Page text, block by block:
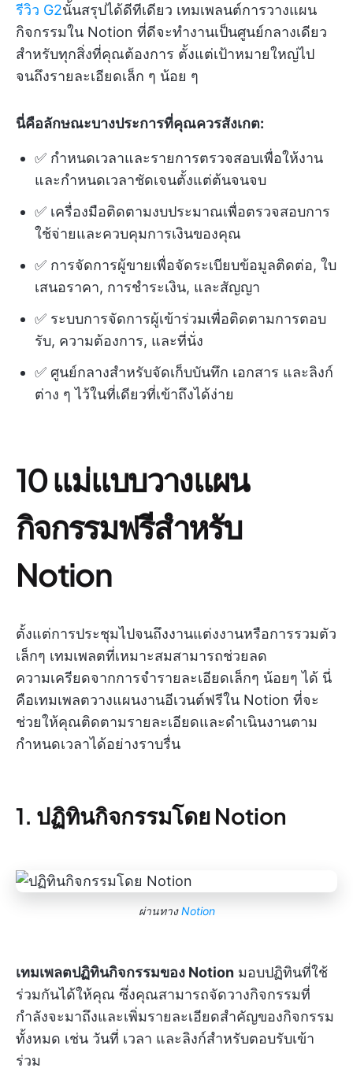
รีวิว G2นั้นสรุปได้ดีทีเดียว เทมเพลนต์การวางแผน
กิจกรรมใน Notion ที่ดีจะทำงานเป็นศูนย์กลางเดียว
สำหรับทุกสิ่งที่คุณต้องการ ตั้งแต่เป้าหมายใหญ่ไป
จนถึงรายละเอียดเล็ก ๆ น้อย ๆ
นี่คือลักษณะบางประการที่คุณควรสังเกต:
✅ กำหนดเวลาและรายการตรวจสอบเพื่อให้งาน
และกำหนดเวลาชัดเจนตั้งแต่ต้นจนจบ
✅ เครื่องมือติดตามงบประมาณเพื่อตรวจสอบการ
ใช้จ่ายและควบคุมการเงินของคุณ
✅ การจัดการผู้ขายเพื่อจัดระเบียบข้อมูลติดต่อ, ใบ
เสนอราคา, การชำระเงิน, และสัญญา
✅ ระบบการจัดการผู้เข้าร่วมเพื่อติดตามการตอบ
รับ, ความต้องการ, และที่นั่ง
✅ ศูนย์กลางสำหรับจัดเก็บบันทึก เอกสาร และลิงก์
ต่าง ๆ ไว้ในที่เดียวที่เข้าถึงได้ง่าย
10 แม่แบบวางแผน
กิจกรรมฟรีสำหรับ
Notion
ตั้งแต่การประชุมไปจนถึงงานแต่งงานหรือการรวมตัว
เล็กๆ เทมเพลตที่เหมาะสมสามารถช่วยลด
ความเครียดจากการจำรายละเอียดเล็กๆ น้อยๆ ได้ นี่
คือเทมเพลตวางแผนงานอีเวนต์ฟรีใน Notion ที่จะ
ช่วยให้คุณติดตามรายละเอียดและดำเนินงานตาม
กำหนดเวลาได้อย่างราบรื่น
1. ปฏิทินกิจกรรมโดย Notion
ผ่านทางNotion
เทมเพลตปฏิทินกิจกรรมของ Notion มอบปฏิทินที่ใช้
ร่วมกันได้ให้คุณ ซึ่งคุณสามารถจัดวางกิจกรรมที่
กำลังจะมาถึงและเพิ่มรายละเอียดสำคัญของกิจกรรม
ทั้งหมด เช่น วันที่ เวลา และลิงก์สำหรับตอบรับเข้า
ร่วม